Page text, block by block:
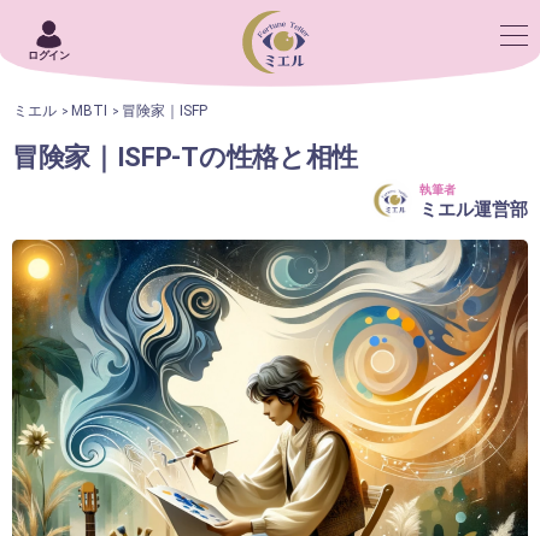
ログイン
ミエル MBTI 冒険家｜ISFP
冒険家｜ISFP-Tの性格と相性
執筆者
ミエル運営部